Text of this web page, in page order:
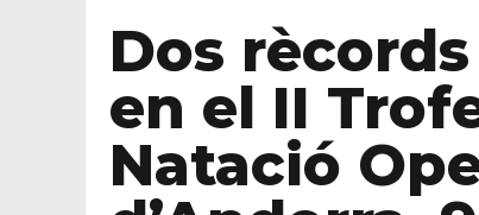
Dos
en el II
Natació